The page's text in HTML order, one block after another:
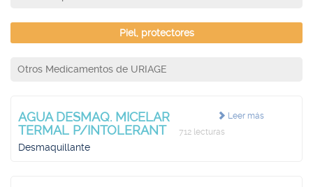
Piel, protectores
Otros Medicamentos de URIAGE
Leer más
AGUA DESMAQ. MICELAR
TERMAL P/INTOLERANT
712 lecturas
Desmaquillante